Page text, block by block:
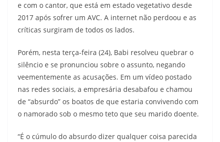
e com o cantor, que está em estado vegetativo desde
2017 após sofrer um AVC. A internet não perdoou e as
críticas surgiram de todos os lados.
Porém, nesta terça-feira (24), Babi resolveu quebrar o
silêncio e se pronunciou sobre o assunto, negando
veementemente as acusações. Em um vídeo postado
nas redes sociais, a empresária desabafou e chamou
de “absurdo” os boatos de que estaria convivendo com
o namorado sob o mesmo teto que seu marido doente.
“É o cúmulo do absurdo dizer qualquer coisa parecida